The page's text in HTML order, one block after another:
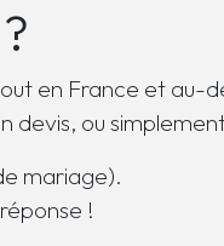
en France et au-
devis, ou
mariage).
!